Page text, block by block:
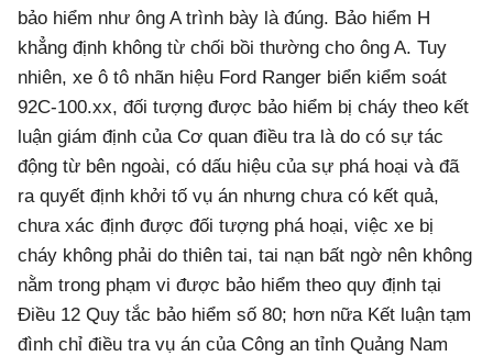
bảo hiểm như ông A trình bày là đúng. Bảo hiểm H
khẳng định không từ chối bồi thường cho ông A. Tuy
nhiên, xe ô tô nhãn hiệu Ford Ranger biển kiểm soát
92C-100.xx, đối tượng được bảo hiểm bị cháy theo kết
luận giám định của Cơ quan điều tra là do có sự tác
động từ bên ngoài, có dấu hiệu của sự phá hoại và đã
ra quyết định khởi tố vụ án nhưng chưa có kết quả,
chưa xác định được đối tượng phá hoại, việc xe bị
cháy không phải do thiên tai, tai nạn bất ngờ nên không
nằm trong phạm vi được bảo hiểm theo quy định tại
Điều 12 Quy tắc bảo hiểm số 80; hơn nữa Kết luận tạm
đình chỉ điều tra vụ án của Công an tỉnh Quảng Nam